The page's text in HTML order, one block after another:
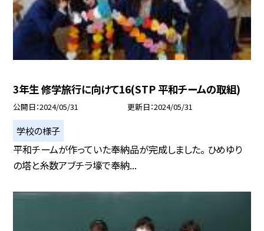
3年生 修学旅行に向けて16(STP 平和チームの取組)
公開日 2024/05/31 更新日 2024/05/31
学校の様子
平和チームが作っていた奉納品が完成しました。 ひめゆり
の塔と糸数アブチラ壕で奉納...